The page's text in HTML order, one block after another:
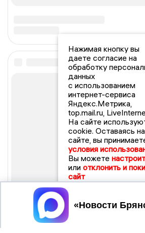
Нажимая кнопку вы
даете согласие на
обработку
данных
с использованием
интернет-сервиса
Яндекс.Метрика,
top.mail.ru,
На сайте
cookie. Оставаясь на
сайте, вы
условия
Вы можете
или отклонить и
сайт
Принять